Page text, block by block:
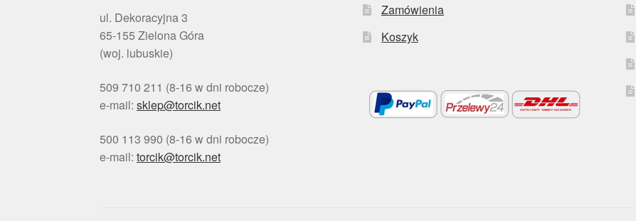
ul. Dekoracyjna 3
65-155 Zielona Góra
(woj. lubuskie)
509 710 211 (8-16 w dni robocze)
e-mail:sklep@torcik.net
500 113 990 (8-16 w dni robocze)
e-mail:torcik@torcik.net
Zamówienia
Koszyk